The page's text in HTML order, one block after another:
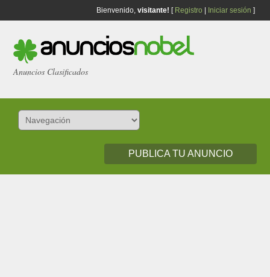
Bienvenido, visitante! [ Registro Iniciar sesión ]
Anuncios Clasificados
PUBLICA TU ANUNCIO